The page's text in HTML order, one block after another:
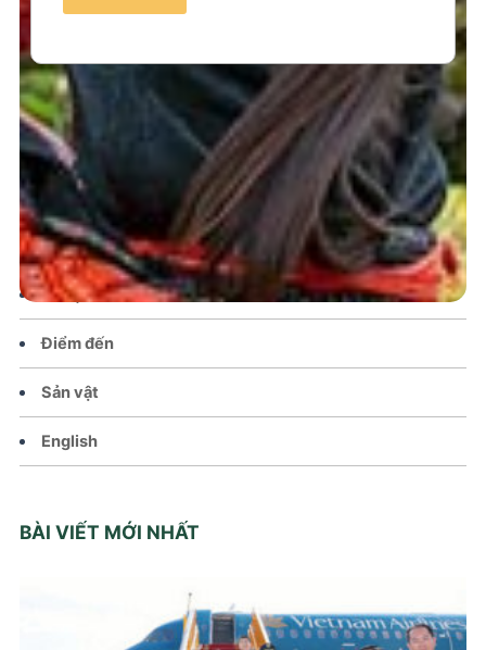
Trang chủ
Tin tức – Sự kiện
Chính sách
Văn hoá – Đời sống
Lễ hội
Điểm đến
Sản vật
English
BÀI VIẾT MỚI NHẤT